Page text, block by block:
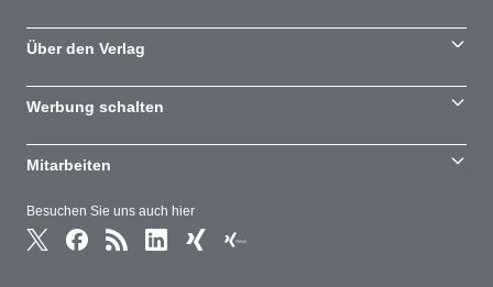
Besuchen Sie uns auch hier
Über den Verlag
Werbung schalten
Mitarbeiten